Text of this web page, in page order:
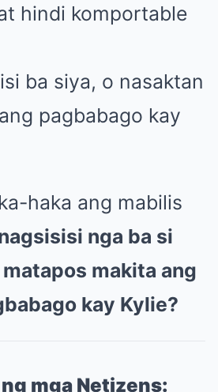
hindi komportable
ba siya, o nasaktan
pagbabago kay
haka ang mabilis
nga ba si
makita ang
kay Kylie?
mga Netizens: